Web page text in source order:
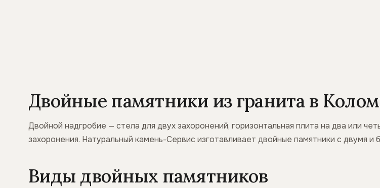
Двойные памятники из гранита в
Двойной надгробие — стела для двух захоронений, горизонтальная плита на два или
захоронения. Натуральный камень-Сервис изготавливает двойные памятники с двумя и
Виды двойных памятников